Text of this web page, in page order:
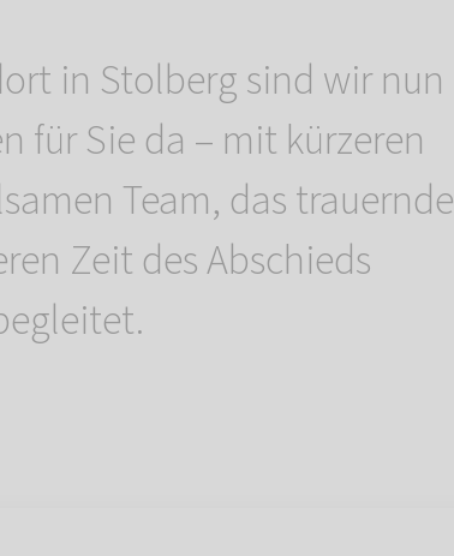
in Stolberg sind wir nun
für Sie da – mit kürzeren
Team, das trauernde
Zeit des Abschieds